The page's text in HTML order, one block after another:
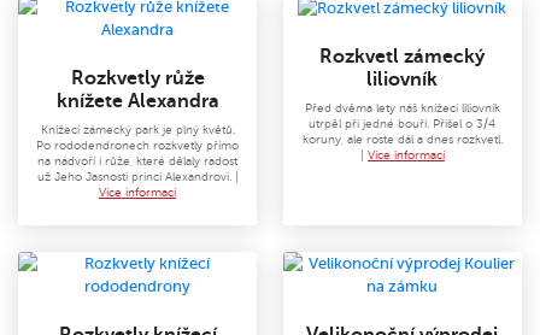
Rozkvetly růže
knížete Alexandra
Knížecí zámecký park je plný květů.
Po rododendronech rozkvetly přímo
na nádvoří i růže, které dělaly radost
už Jeho Jasnosti princi Alexandrovi. |
Více informací
Rozkvetl zámecký
liliovník
Před dvěma lety náš knížecí liliovník
utrpěl při jedné bouři. Přišel o 3/4
koruny, ale roste dál a dnes rozkvetl.
Více informací